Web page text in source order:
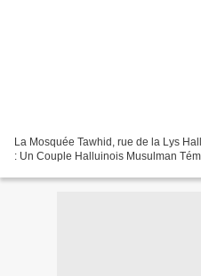
La Mosquée Tawhid, rue de la Lys
: Un Couple Halluinois Musulman